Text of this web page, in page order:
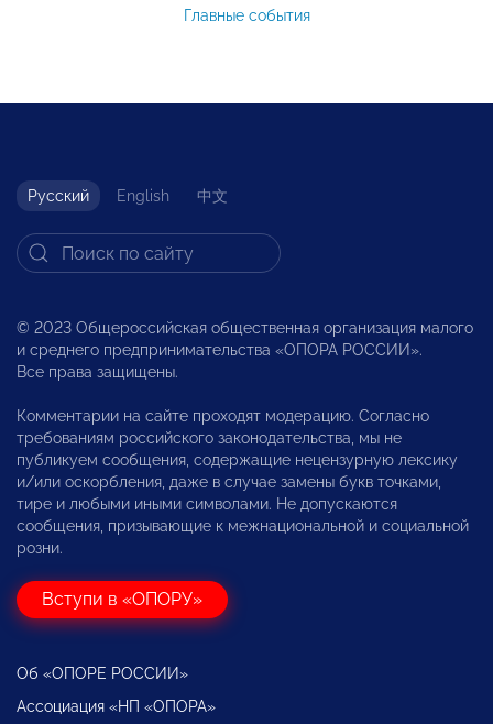
Главные события
Русский English 中文
© 2023 Общероссийская общественная организация малого
и среднего предпринимательства «ОПОРА РОССИИ».
Все права защищены.
Комментарии на сайте проходят модерацию. Согласно
требованиям российского законодательства, мы не
публикуем сообщения, содержащие нецензурную лексику
и/или оскорбления, даже в случае замены букв точками,
тире и любыми иными символами. Не допускаются
сообщения, призывающие к межнациональной и социальной
розни.
Вступи в «ОПОРУ»
Об «ОПОРЕ РОССИИ»
Ассоциация «НП «ОПОРА»